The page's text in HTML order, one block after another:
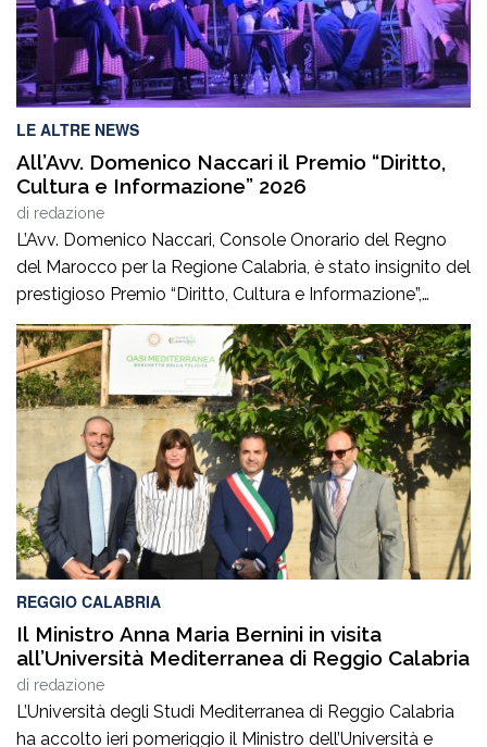
LE ALTRE NEWS
All’Avv. Domenico Naccari il Premio “Diritto,
Cultura e Informazione” 2026
di redazione
L’Avv. Domenico Naccari, Console Onorario del Regno
del Marocco per la Regione Calabria, è stato insignito del
prestigioso Premio “Diritto, Cultura e Informazione”,
giunto alla IV edizione, promosso dal Consiglio
dell’Ordine degli Avvocati di Palmi, dall’AIGA –
Associazione Italiana Giovani Avvocati – Sezione di
Palmi e dall’ONDIF – Osservatorio Nazionale sul Diritto
di Famiglia – […]
REGGIO CALABRIA
Il Ministro Anna Maria Bernini in visita
all’Università Mediterranea di Reggio Calabria
di redazione
L’Università degli Studi Mediterranea di Reggio Calabria
ha accolto ieri pomeriggio il Ministro dell’Università e